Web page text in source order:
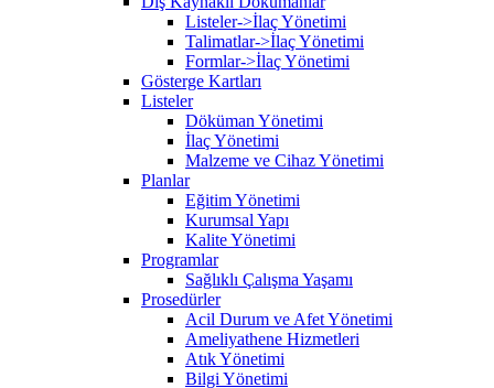
Listeler->İlaç Yönetimi
Talimatlar->İlaç Yönetimi
Formlar->İlaç Yönetimi
Gösterge Kartları
Listeler
Döküman Yönetimi
İlaç Yönetimi
Malzeme ve Cihaz Yönetimi
Planlar
Eğitim Yönetimi
Kurumsal Yapı
Kalite Yönetimi
Programlar
Sağlıklı Çalışma Yaşamı
Prosedürler
Acil Durum ve Afet Yönetimi
Ameliyathene Hizmetleri
Atık Yönetimi
Bilgi Yönetimi